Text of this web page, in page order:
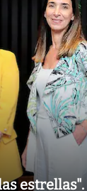
estrellas".